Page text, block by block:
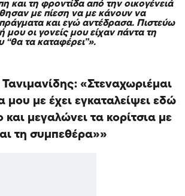
και τη φροντίδα από την οικογένειά
µε πίεση να µε κάνουν να
και εγώ αντέδρασα. Πιστεύω
µου οι γονείς µου είχαν πάντα τη
“θα τα καταφέρει”».
«Στεναχωριέμαι
μου με έχει εγκαταλείψει εδώ
και μεγαλώνει τα κορίτσια με
τη συμπεθέρα»